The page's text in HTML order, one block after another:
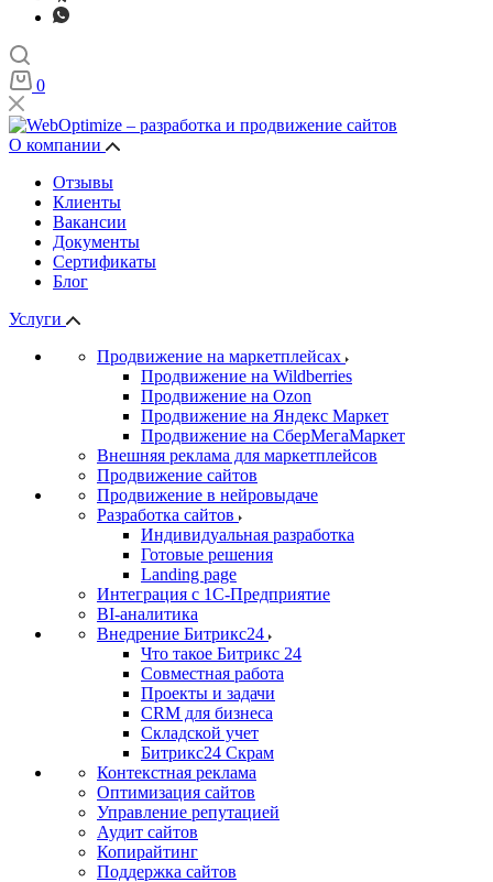
0
О компании
Отзывы
Клиенты
Вакансии
Документы
Сертификаты
Блог
Услуги
Продвижение на маркетплейсах
Продвижение на Wildberries
Продвижение на Ozon
Продвижение на Яндекс Маркет
Продвижение на СберМегаМаркет
Внешняя реклама для маркетплейсов
Продвижение сайтов
Продвижение в нейровыдаче
Разработка сайтов
Индивидуальная разработка
Готовые решения
Landing page
Интеграция с 1С-Предприятие
BI-аналитика
Внедрение Битрикс24
Что такое Битрикс 24
Совместная работа
Проекты и задачи
СRМ для бизнеса
Складской учет
Битрикс24 Скрам
Контекстная реклама
Оптимизация сайтов
Управление репутацией
Аудит сайтов
Копирайтинг
Поддержка сайтов